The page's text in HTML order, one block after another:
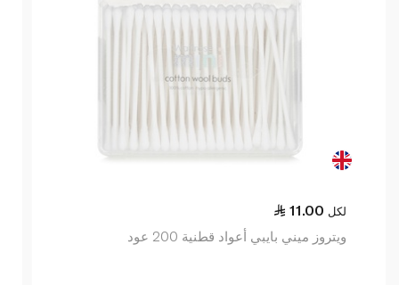
11.00 لكل
ويتروز ميني بايبي أعواد قطنية 200 عود